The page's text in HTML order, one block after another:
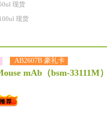
现货
现货
AB2607B 豪礼卡
mAb （bsm-33111M）